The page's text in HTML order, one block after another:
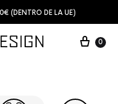
(DENTRO DE LA UE)
0